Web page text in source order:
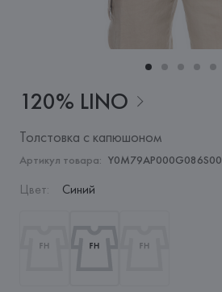
120% LINO
Толстовка с капюшоном
Артикул товара: Y0M79AP000G086S00
Цвет: Синий